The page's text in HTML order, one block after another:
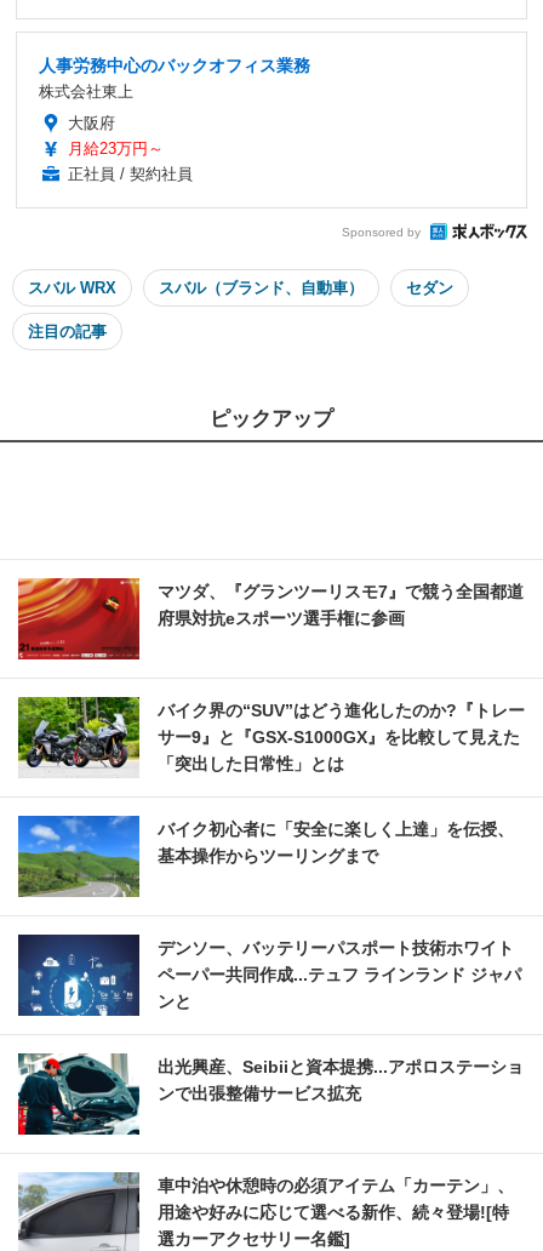
人事労務中心のバックオフィス業務
株式会社東上
大阪府
月給23万円～
正社員 / 契約社員
Sponsored by
スバル WRX スバル（ブランド、自動車） セダン
注目の記事
ピックアップ
マツダ、『グランツーリスモ7』で競う全国都道
府県対抗eスポーツ選手権に参画
バイク界の“SUV”はどう進化したのか?『トレー
サー9』と『GSX-S1000GX』を比較して見えた
「突出した日常性」とは
バイク初心者に「安全に楽しく上達」を伝授、
基本操作からツーリングまで
デンソー、バッテリーパスポート技術ホワイト
ペーパー共同作成...テュフ ラインランド ジャパ
ンと
出光興産、Seibiiと資本提携...アポロステーショ
ンで出張整備サービス拡充
車中泊や休憩時の必須アイテム「カーテン」、
用途や好みに応じて選べる新作、続々登場![特
選カーアクセサリー名鑑]